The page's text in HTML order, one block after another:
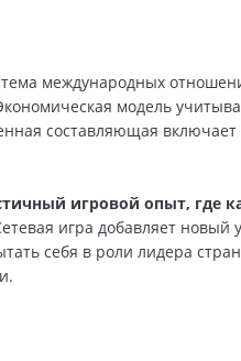
международных
модель
составляющая
игровой опыт, где
игра добавляет новый
себя в роли лидера